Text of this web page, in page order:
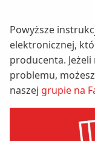
Powyższe
elektronicznej,
producenta.
problemu,
naszej grupie na